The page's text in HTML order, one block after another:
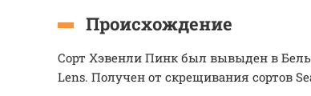
Происхождение
Сорт Хэвенли Пинк был вывыден в
Lens. Получен от скрещивания сортов